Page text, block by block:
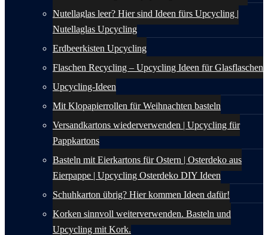
Nutellaglas leer? Hier sind Ideen fürs Upcycling |
Nutellaglas Upcycling
Erdbeerkisten Upcycling
Flaschen Recycling – Upcycling Ideen für Glasflaschen
Upcycling-Ideen
Mit Klopapierrollen für Weihnachten basteln
Versandkartons wiederverwenden | Upcycling für
Pappkartons
Basteln mit Eierkartons für Ostern | Osterdeko aus
Eierpappe | Upcycling Osterdeko DIY Ideen
Schuhkarton übrig? Hier kommen Ideen dafür!
Korken sinnvoll weiterverwenden. Basteln und
Upcycling mit Kork.